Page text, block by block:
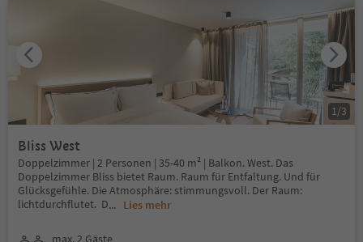
Bliss West
Doppelzimmer | 2 Personen | 35-40 m² | Balkon. West. Das
Doppelzimmer Bliss bietet Raum. Raum für Entfaltung. Und für
Glücksgefühle. Die Atmosphäre: stimmungsvoll. Der Raum:
lichtdurchflutet. D... Lies mehr
max. 2 Gäste
1/3